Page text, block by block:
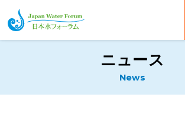
日本水フォーラム
ニュース
News